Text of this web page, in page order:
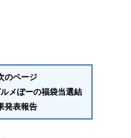
のページ
メぼーの福袋当選結
発表報告